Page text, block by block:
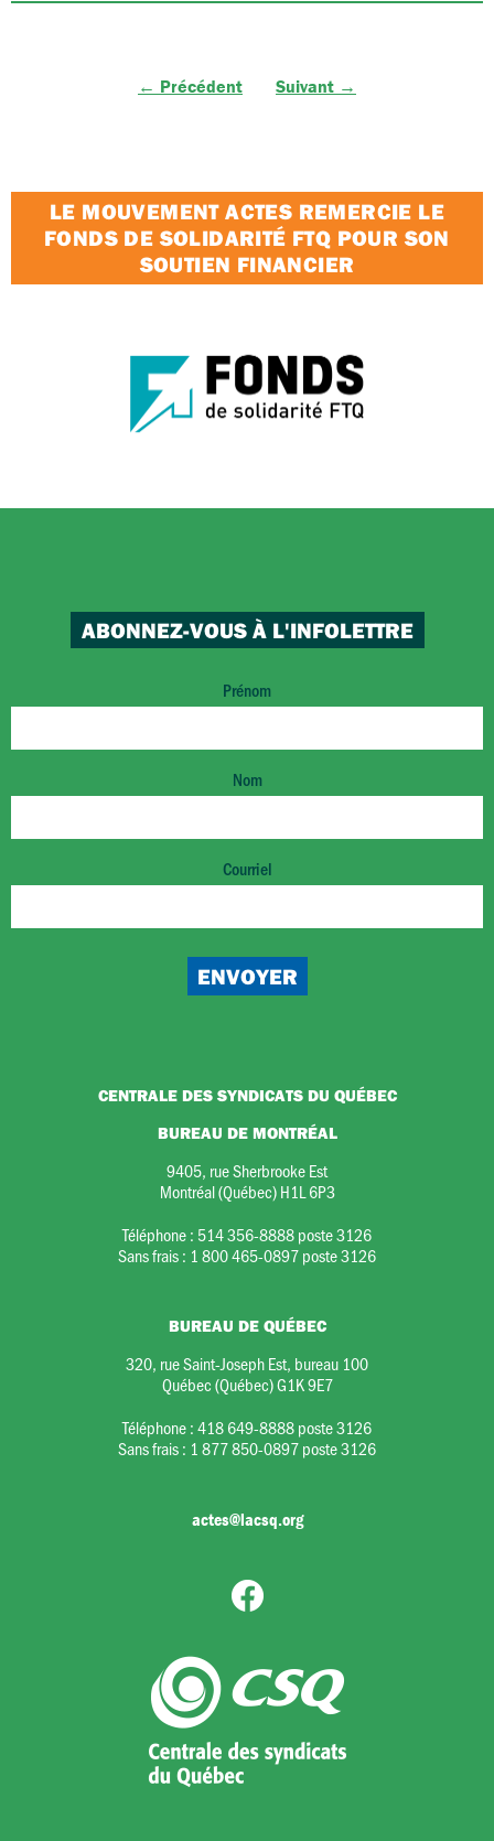
← Précédent Suivant →
LE MOUVEMENT ACTES REMERCIE LE
FONDS DE SOLIDARITÉ FTQ POUR SON
SOUTIEN FINANCIER
ABONNEZ-VOUS À L'INFOLETTRE
Prénom
Nom
Courriel
CENTRALE DES SYNDICATS DU QUÉBEC
BUREAU DE MONTRÉAL
9405, rue Sherbrooke Est
Montréal (Québec) H1L 6P3
Téléphone : 514 356-8888 poste 3126
Sans frais : 1 800 465-0897 poste 3126
BUREAU DE QUÉBEC
320, rue Saint-Joseph Est, bureau 100
Québec (Québec) G1K 9E7
Téléphone :418 649-8888 poste 3126
Sans frais : 1 877 850-0897 poste 3126
actes@lacsq.org